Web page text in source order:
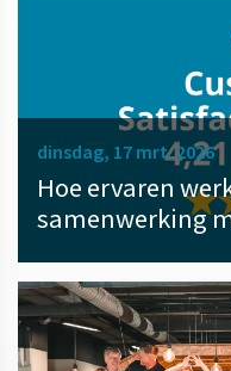
dinsdag, 17 mrt. 2026
Hoe ervaren
samenwerking